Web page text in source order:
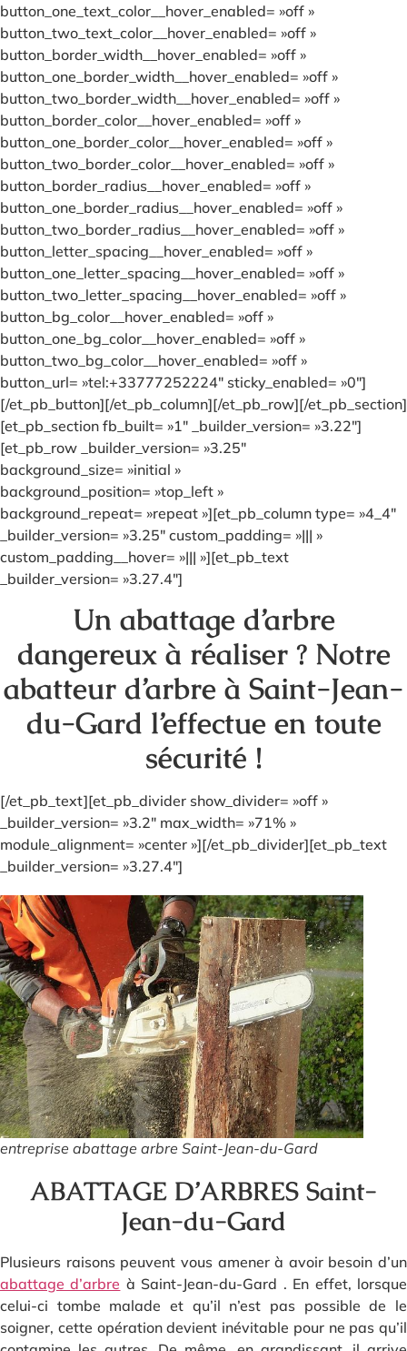
button_one_text_color__hover_enabled= »off »
button_two_text_color__hover_enabled= »off »
button_border_width__hover_enabled= »off »
button_one_border_width__hover_enabled= »off »
button_two_border_width__hover_enabled= »off »
button_border_color__hover_enabled= »off »
button_one_border_color__hover_enabled= »off »
button_two_border_color__hover_enabled= »off »
button_border_radius__hover_enabled= »off »
button_one_border_radius__hover_enabled= »off »
button_two_border_radius__hover_enabled= »off »
button_letter_spacing__hover_enabled= »off »
button_one_letter_spacing__hover_enabled= »off »
button_two_letter_spacing__hover_enabled= »off »
button_bg_color__hover_enabled= »off »
button_one_bg_color__hover_enabled= »off »
button_two_bg_color__hover_enabled= »off »
button_url= »tel:+33777252224″ sticky_enabled= »0″]
[/et_pb_button][/et_pb_column][/et_pb_row][/et_pb_section]
[et_pb_section fb_built= »1″ _builder_version= »3.22″]
[et_pb_row _builder_version= »3.25″
background_size= »initial »
background_position= »top_left »
background_repeat= »repeat »][et_pb_column type= »4_4″
_builder_version= »3.25″ custom_padding= »||| »
custom_padding__hover= »||| »][et_pb_text
_builder_version= »3.27.4″]
Un abattage d’arbre
dangereux à réaliser ? Notre
abatteur d’arbre à Saint-Jean-
du-Gard l’effectue en toute
sécurité !
[/et_pb_text][et_pb_divider show_divider= »off »
_builder_version= »3.2″ max_width= »71% »
module_alignment= »center »][/et_pb_divider][et_pb_text
_builder_version= »3.27.4″]
entreprise abattage arbre Saint-Jean-du-Gard
ABATTAGE D’ARBRES Saint-
Jean-du-Gard
Plusieurs raisons peuvent vous amener à avoir besoin d’un
abattage d’arbre à Saint-Jean-du-Gard . En effet, lorsque
celui-ci tombe malade et qu’il n’est pas possible de le
soigner, cette opération devient inévitable pour ne pas qu’il